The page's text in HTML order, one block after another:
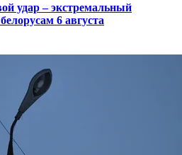
удар – экстремальный
6 августа